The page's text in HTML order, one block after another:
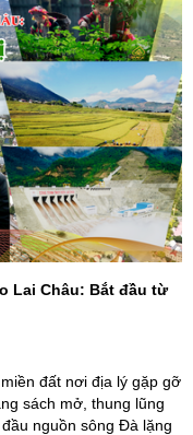
Lai Châu: Bắt đầu từ
đất nơi địa lý gặp gỡ
sách mở, thung lũng
nguồn sông Đà lặng